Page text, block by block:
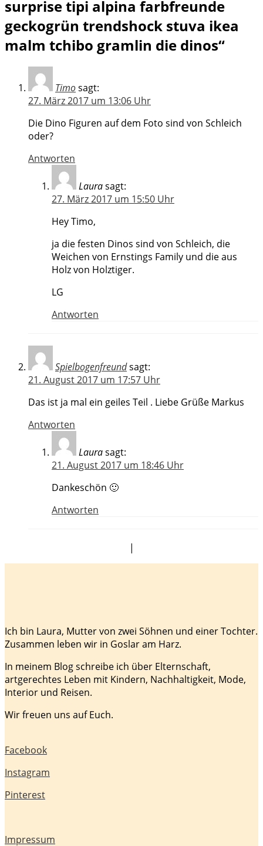
surprise tipi alpina farbfreunde
geckogrün trendshock stuva ikea
malm tchibo gramlin die dinos“
Timosagt:
27. März 2017 um 13:06 Uhr
Die Dino Figuren auf dem Foto sind von Schleich
oder?
Antworten
Laurasagt:
27. März 2017 um 15:50 Uhr
Hey Timo,
ja die festen Dinos sind von Schleich, die
Weichen von Ernstings Family und die aus
Holz von Holztiger.
LG
Antworten
Spielbogenfreundsagt:
21. August 2017 um 17:57 Uhr
Das ist ja mal ein geiles Teil . Liebe Grüße Markus
Antworten
Laurasagt:
21. August 2017 um 18:46 Uhr
Dankeschön 🙂
Antworten
|
Ich bin Laura, Mutter von zwei Söhnen und einer Tochter.
Zusammen leben wir in Goslar am Harz.
In meinem Blog schreibe ich über Elternschaft,
artgerechtes Leben mit Kindern, Nachhaltigkeit, Mode,
Interior und Reisen.
Wir freuen uns auf Euch.
Facebook
Instagram
Pinterest
Impressum